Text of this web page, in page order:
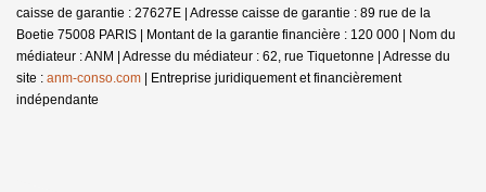
caisse de garantie : 27627E | Adresse caisse de garantie : 89 rue de la
Boetie 75008 PARIS | Montant de la garantie financière : 120 000 | Nom du
médiateur : ANM | Adresse du médiateur : 62, rue Tiquetonne | Adresse du
site : anm-conso.com | Entreprise juridiquement et financièrement
indépendante